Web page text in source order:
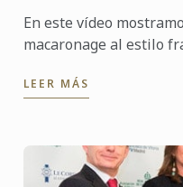
En este vídeo
macaronage al estilo
macarons en la ...
LEER MÁS